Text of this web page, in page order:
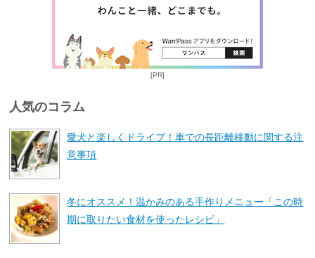
[PR]
人気のコラム
愛犬と楽しくドライブ！車での長距離移動に関する注
意事項
冬にオススメ！温かみのある手作りメニュー「この時
期に取りたい食材を使ったレシピ」